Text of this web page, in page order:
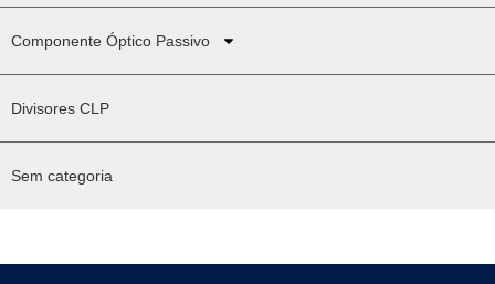
Componente Óptico Passivo
Divisores CLP
Sem categoria